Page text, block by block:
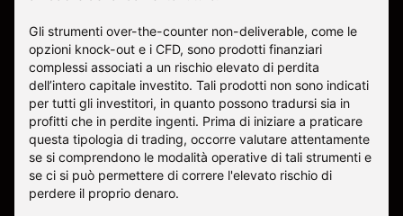
Gli strumenti over-the-counter non-deliverable, come le
opzioni knock-out e i CFD, sono prodotti finanziari
complessi associati a un rischio elevato di perdita
dell’intero capitale investito. Tali prodotti non sono indicati
per tutti gli investitori, in quanto possono tradursi sia in
profitti che in perdite ingenti. Prima di iniziare a praticare
questa tipologia di trading, occorre valutare attentamente
se si comprendono le modalità operative di tali strumenti e
se ci si può permettere di correre l'elevato rischio di
perdere il proprio denaro.